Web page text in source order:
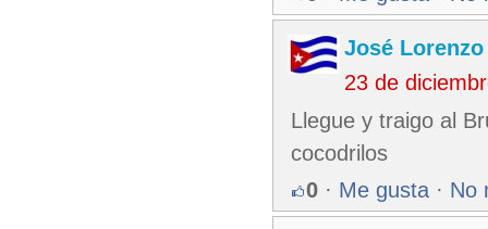
José
23 de
Llegue y traigo al
cocodrilos
0 · Me gusta · No